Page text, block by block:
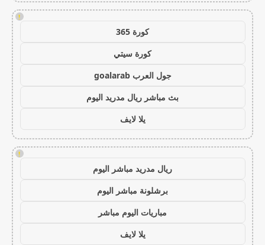
!
كورة 365
كورة سيتي
جول العرب goalarab
بث مباشر ريال مدريد اليوم
يلا لايف
!
ريال مدريد مباشر اليوم
برشلونة مباشر اليوم
مباريات اليوم مباشر
يلا لايف